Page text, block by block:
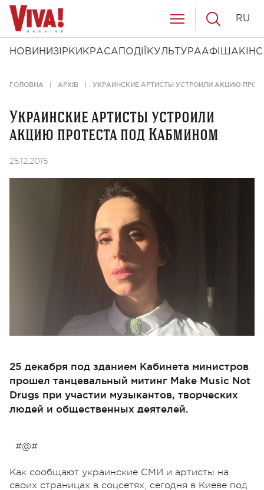
НОВИНИ ЗІРКИ КРАСА ПОДІЇ КУЛЬТУРААФІША КІНО
RU
ГОЛОВНА АРХІВ УКРАИНСКИЕ АРТИСТЫ УСТРОИЛИ АКЦИЮ
Украинские артисты устроили
акцию протеста под Кабмином
25.12.2015
25 декабря под зданием Кабинета министров
прошел танцевальный митинг Make Music Not
Drugs при участии музыкантов, творческих
людей и общественных деятелей.
#@#
Как сообщают украинские СМИ и артисты на
своих страницах в соцсетях, сегодня в Киеве под